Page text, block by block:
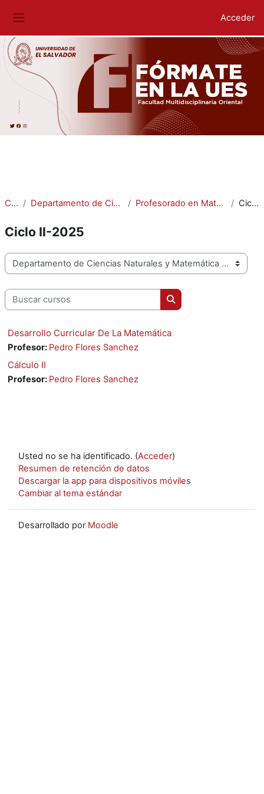
Acceder
Cursos Departamento de Ciencias Naturales y Matemática Profesorado en Matemática para Educación Media Ciclo II-2025
Ciclo II-2025
Categorías
Buscar cursos
Buscar cursos
⁠Desarrollo Curricular De La Matemática
Profesor: Pedro Flores Sanchez
Cálculo II
Profesor: Pedro Flores Sanchez
Usted no se ha identificado. (Acceder)
Resumen de retención de datos
Descargar la app para dispositivos móviles
Cambiar al tema estándar
Desarrollado por Moodle